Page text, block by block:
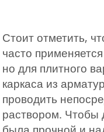
Стоит отметить,
часто
но для плитного
каркаса из
проводить
раствором. Чтобы